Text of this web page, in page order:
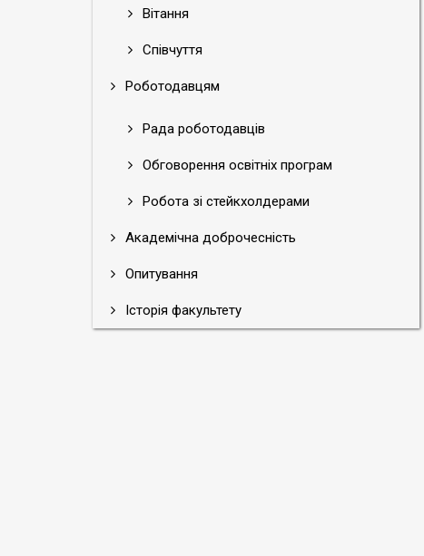
Вітання
Співчуття
Роботодавцям
Рада роботодавців
Обговорення освітніх програм
Робота зі стейкхолдерами
Академічна доброчесність
Опитування
Історія факультету